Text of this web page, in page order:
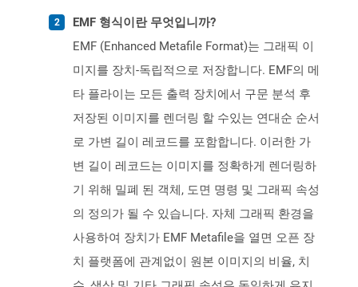
EMF 형식이란 무엇입니까?
EMF (Enhanced Metafile Format)는 그래픽 이
미지를 장치-독립적으로 저장합니다. EMF의 메
타 플라이는 모든 출력 장치에서 구문 분석 후
저장된 이미지를 렌더링 할 수있는 연대순 순서
로 가변 길이 레코드를 포함합니다. 이러한 가
변 길이 레코드는 이미지를 정확하게 렌더링하
기 위해 밀폐 된 객체, 도면 명령 및 그래픽 속성
의 정의가 될 수 있습니다. 자체 그래픽 환경을
사용하여 장치가 EMF Metafile을 열면 오픈 장
치 플랫폼에 관계없이 원본 이미지의 비율, 치